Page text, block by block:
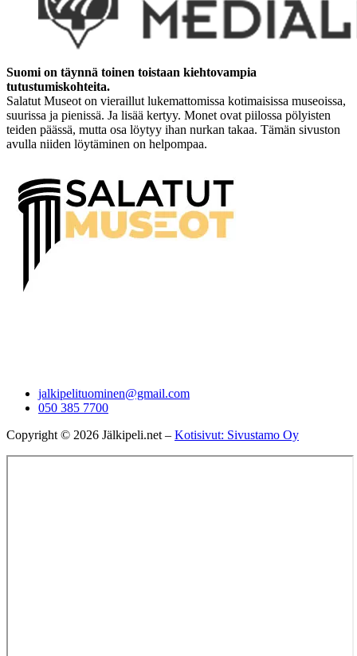
Suomi on täynnä toinen toistaan kiehtovampia
tutustumiskohteita.
Salatut Museot on vieraillut lukemattomissa kotimaisissa museoissa,
suurissa ja pienissä. Ja lisää kertyy. Monet ovat piilossa pölyisten
teiden päässä, mutta osa löytyy ihan nurkan takaa. Tämän sivuston
avulla niiden löytäminen on helpompaa.
jalkipelituominen@gmail.com
050 385 7700
Copyright © 2026 Jälkipeli.net – Kotisivut: Sivustamo Oy